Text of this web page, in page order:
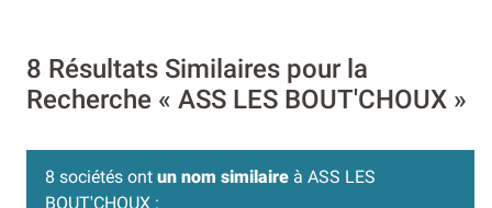
8 Résultats Similaires pour la
Recherche « ASS LES BOUT'CHOUX »
8 sociétés ont un nom similaire à ASS LES
BOUT'CHOUX :